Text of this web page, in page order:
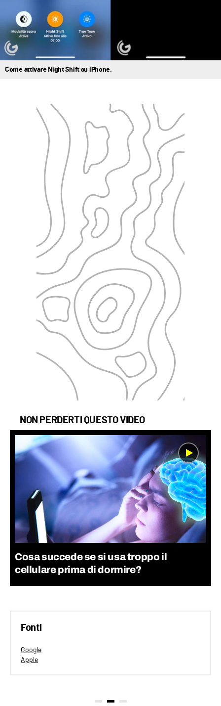
Come attivare Night Shift su iPhone.
NON PERDERTI QUESTO VIDEO
Cosa succede se si usa troppo il
cellulare prima di dormire?
Fonti
Google
Apple